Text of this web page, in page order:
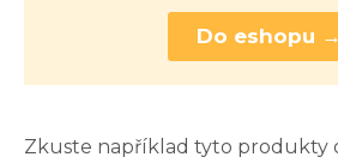
Do eshopu →
Zkuste například tyto produkty